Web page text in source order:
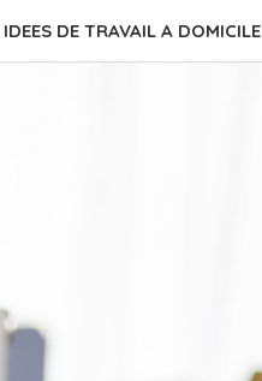
IDEES DE TRAVAIL A DOMICILE